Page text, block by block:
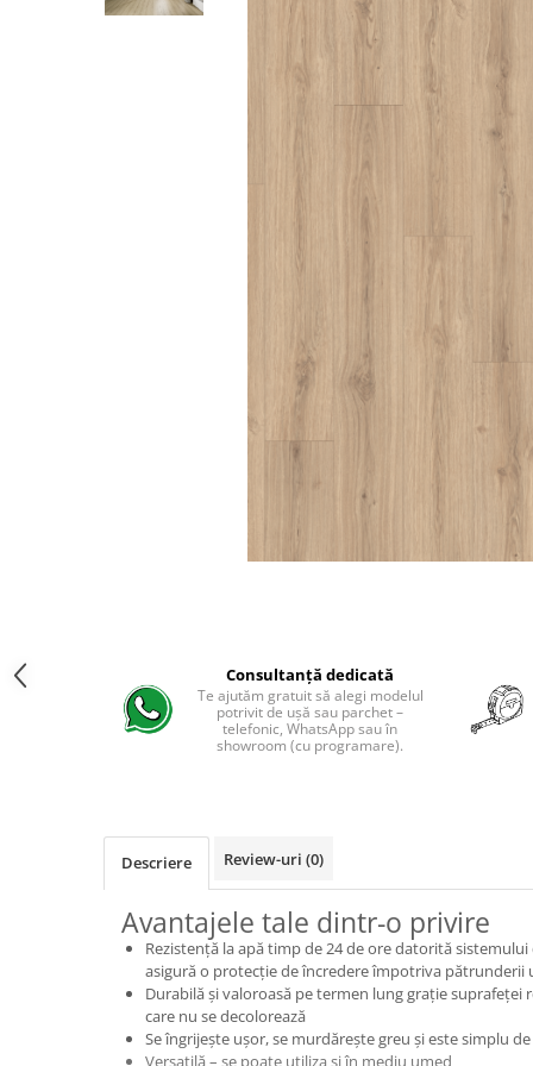
River 12 mm
Progress 10 mm
Robusto 12 mm
Consultanță dedicată
Te ajutăm gratuit să alegi modelul
potrivit de ușă sau parchet –
telefonic, WhatsApp sau în
showroom (cu programare).
Descriere Review-uri (0)
Avantajele tale dintr-o privire
Rezistență la apă timp de 24 de ore datorită sistemului
asigură o protecție de încredere împotriva pătrunderii
Durabilă și valoroasă pe termen lung grație suprafeței
care nu se decolorează
Se îngrijește ușor, se murdărește greu și este simplu
Versatilă – se poate utiliza și în mediu umed